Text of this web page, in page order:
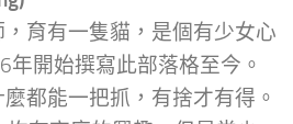
育有一隻貓，是個有少女心
年開始撰寫此部落格至今。
都能一把抓，有捨才有得。